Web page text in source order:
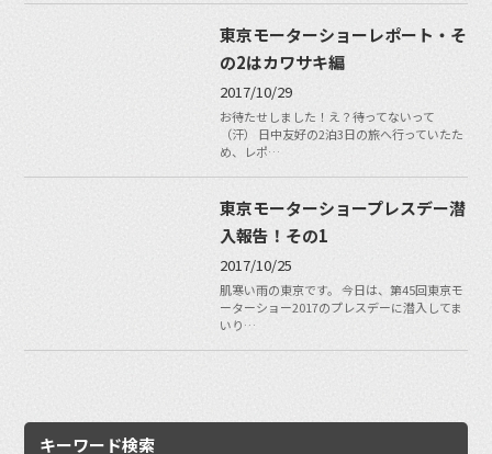
東京モーターショーレポート・そ
の2はカワサキ編
2017/10/29
お待たせしました！え？待ってないって
（汗） 日中友好の2泊3日の旅へ行っていたた
め、レポ…
東京モーターショープレスデー潜
入報告！その1
2017/10/25
肌寒い雨の東京です。 今日は、第45回東京モ
ーターショー2017のプレスデーに潜入してま
いり…
キーワード検索